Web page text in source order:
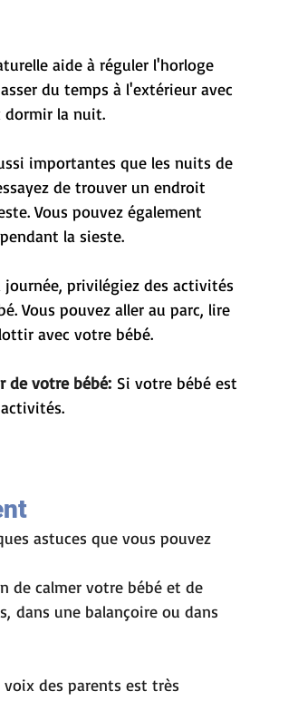
aide à réguler l'horloge
du temps à l'extérieur avec
dormir la nuit.
importantes que les nuits de
de trouver un endroit
Vous pouvez également
la sieste.
journée, privilégiez des activités
Vous pouvez aller au parc, lire
avec votre bébé.
de votre bébé: Si votre bébé est
astuces que vous pouvez
de calmer votre bébé et de
dans une balançoire ou dans
voix des parents est très